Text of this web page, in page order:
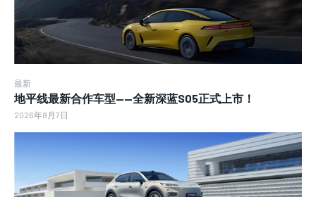
最新
地平线最新合作车型——全新深蓝S05正式上市！
2026年8月7日